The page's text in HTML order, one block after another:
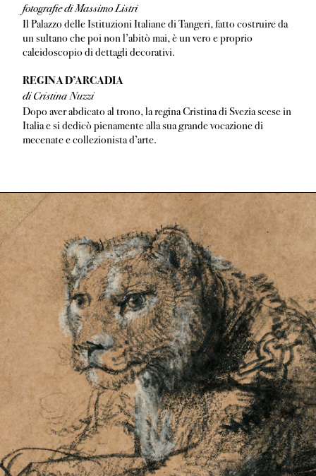
fotografie di Massimo Listri
Il Palazzo delle Istituzioni Italiane di Tangeri, fatto costruire da
un sultano che poi non l’abitò mai, è un vero e proprio
caleidoscopio di dettagli decorativi.
REGINA D’ARCADIA
di Cristina Nuzzi
Dopo aver abdicato al trono, la regina Cristina di Svezia scese in
Italia e si dedicò pienamente alla sua grande vocazione di
mecenate e collezionista d’arte.